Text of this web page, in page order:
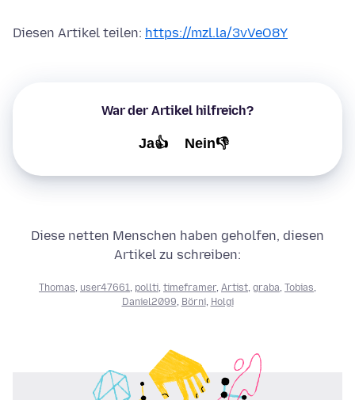
Diesen Artikel teilen: https://mzl.la/3vVeO8Y
War der Artikel hilfreich?
Ja👍 Nein👎
Diese netten Menschen haben geholfen, diesen
Artikel zu schreiben:
Thomas user47661 pollti timeframer, Artist graba Tobias
Daniel2099 Börni, Holgi